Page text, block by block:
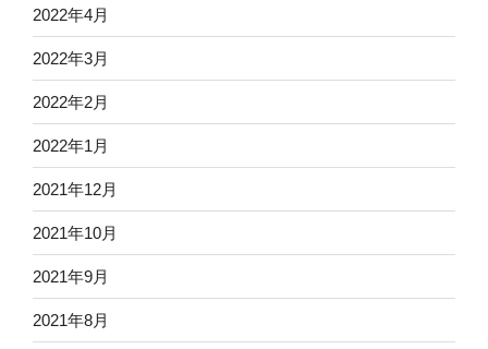
2022年4月
2022年3月
2022年2月
2022年1月
2021年12月
2021年10月
2021年9月
2021年8月